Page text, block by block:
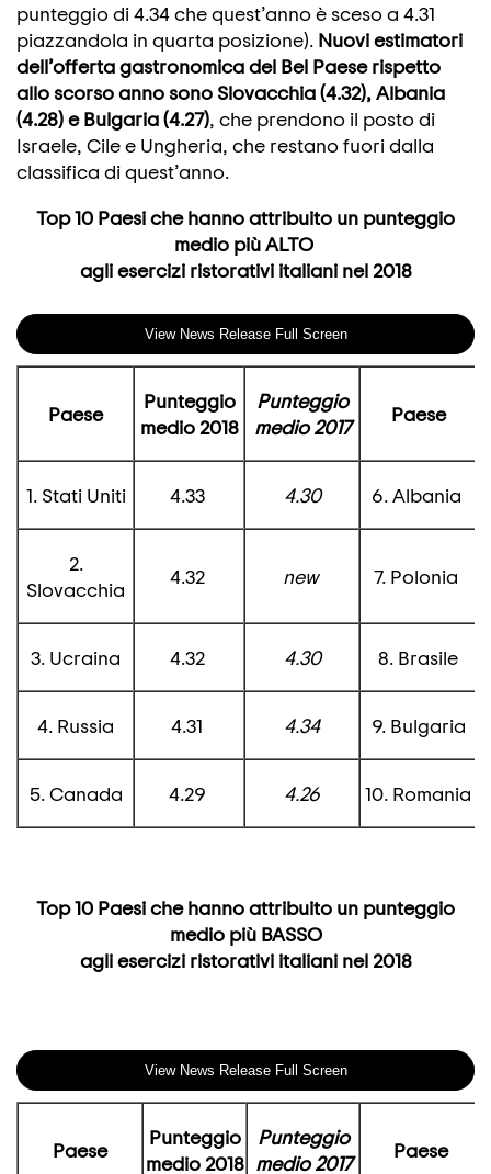
punteggio di 4.34 che quest’anno è sceso a 4.31
piazzandola in quarta posizione). Nuovi estimatori
dell’offerta gastronomica del Bel Paese rispetto
allo scorso anno sono Slovacchia (4.32), Albania
(4.28) e Bulgaria (4.27), che prendono il posto di
Israele, Cile e Ungheria, che restano fuori dalla
classifica di quest’anno.
Top 10 Paesi che hanno attribuito un punteggio
medio più ALTO
agli esercizi ristorativi italiani nel 2018
View News Release Full Screen
Paese
Punteggio
medio 2018
Punteggio
medio 2017
Paese
1. Stati Uniti 4.33 4.30 6. Albania
2.
Slovacchia
4.32 new 7. Polonia
3. Ucraina 4.32 4.30 8. Brasile
4. Russia 4.31 4.34 9. Bulgaria
5. Canada 4.29 4.26 10. Romania
Top 10 Paesi che hanno attribuito un punteggio
medio più BASSO
agli esercizi ristorativi italiani nel 2018
View News Release Full Screen
Paese
Punteggio
medio 2018
Punteggio
medio 2017
Paese